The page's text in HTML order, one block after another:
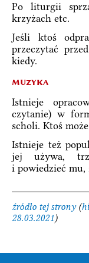
Po liturgii
krzyżach etc.
Jeśli ktoś
przeczytać
kiedy.
muzyka
Istnieje
czytanie) w
scholi. Ktoś
Istnieje też
jej używa,
i powiedzieć mu,
źródło tej strony(
28.03.2021 )